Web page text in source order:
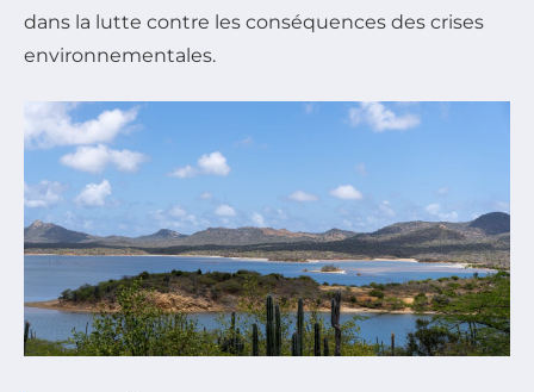
dans la lutte contre les conséquences des crises
environnementales.